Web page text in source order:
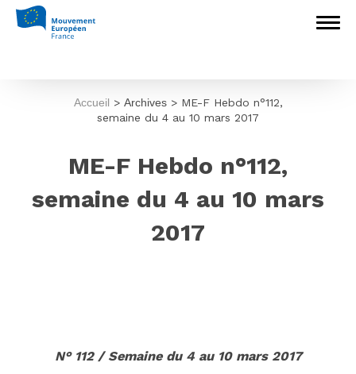
Accueil > Archives> ME-F Hebdo n°112,
semaine du 4 au 10 mars 2017
ME-F Hebdo n°112,
semaine du 4 au 10 mars
2017
N° 112 / Semaine du 4 au 10 mars 2017